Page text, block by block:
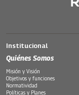
Institucional
Quiénes Somos
Misión y Visión
Objetivos y funciones
Normatividad
Políticas y Planes